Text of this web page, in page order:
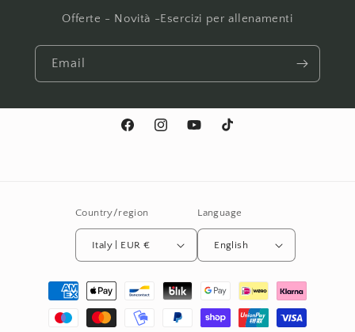
Offerte - Novità -Esercizi per allenamenti
Email
FacebookInstagramYouTubeTikTok
Country/region
Italy | EUR €
Language
English
Payment
methods